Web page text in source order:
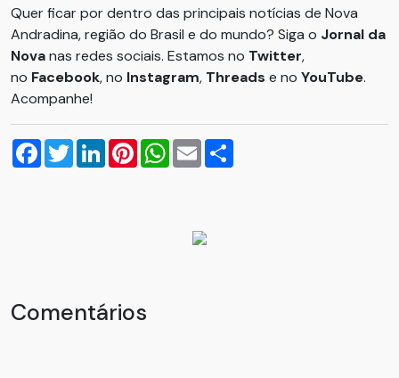
Quer ficar por dentro das principais notícias de Nova
Andradina, região do Brasil e do mundo? Siga o Jornal da
Novanas redes sociais. Estamos no Twitter,
no Facebook, no Instagram, Threads e no YouTube.
Acompanhe!
Facebook
TwitterLinkedInPinterestWhatsApp
Email
Comentários